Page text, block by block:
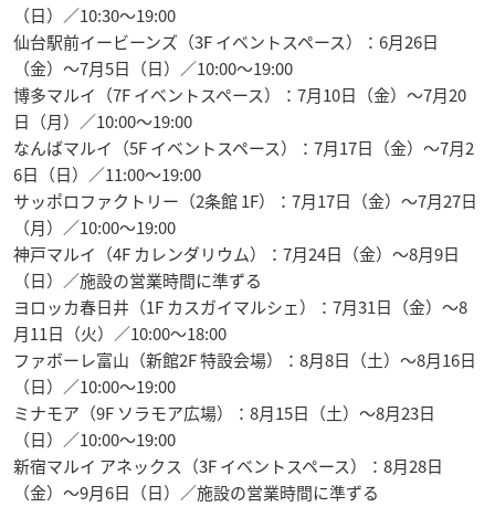
（日）／10:30〜19:00
仙台駅前イービーンズ（3F イベントスペース）：6月26日
（金）〜7月5日（日）／10:00〜19:00
博多マルイ（7F イベントスペース）：7月10日（金）〜7月20
日（月）／10:00〜19:00
なんばマルイ（5F イベントスペース）：7月17日（金）〜7月2
6日（日）／11:00〜19:00
サッポロファクトリー（2条館 1F）：7月17日（金）〜7月27日
（月）／10:00〜19:00
神戸マルイ（4F カレンダリウム）：7月24日（金）〜8月9日
（日）／施設の営業時間に準ずる
ヨロッカ春日井（1F カスガイマルシェ）：7月31日（金）〜8
月11日（火）／10:00〜18:00
ファボーレ富山（新館2F 特設会場）：8月8日（土）〜8月16日
（日）／10:00〜19:00
ミナモア（9F ソラモア広場）：8月15日（土）〜8月23日
（日）／10:00〜19:00
新宿マルイ アネックス（3F イベントスペース）：8月28日
（金）〜9月6日（日）／施設の営業時間に準ずる